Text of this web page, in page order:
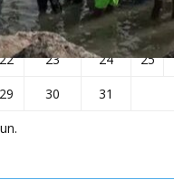
16 17 18
23 24 25
29
30 31